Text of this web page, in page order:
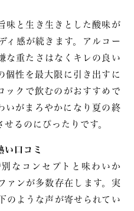
味と生き生きとした酸味が
ィ感が続きます。アルコー
な重たさはなくキレの良い
個性を最大限に引き出すに
ックで飲むのがおすすめで
いがまろやかになり夏の終
るのにぴったりです。
い口コミ
なコンセプトと味わいか
ァンが多数存在します。実
のような声が寄せられてい